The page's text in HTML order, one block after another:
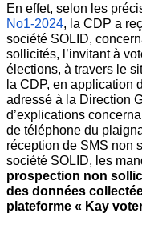
En effet, selon les
No1-2024, la CDP a
société SOLID,
sollicités, l’invitant à
élections, à travers le
la CDP, en application
adressé à la Direction
d’explications
de téléphone du
réception de SMS non
prospection non
des données
plateforme « Kay